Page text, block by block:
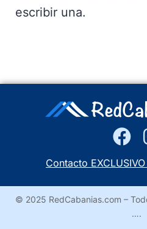
escribir una.
Contacto
© 2025 RedCabanias.com –
….